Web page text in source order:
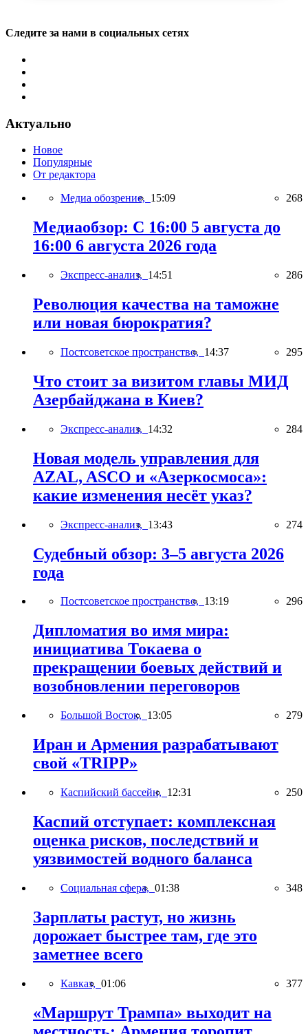
Следите за нами в социальных сетях
Актуально
Новое
Популярные
От редактора
Медиа обозрение, 15:09 268
Медиаобзор: С 16:00 5 августа до
16:00 6 августа 2026 года
Экспресс-анализ, 14:51 286
Революция качества на таможне
или новая бюрократия?
Постсоветское пространство, 14:37 295
Что стоит за визитом главы МИД
Азербайджана в Киев?
Экспресс-анализ, 14:32 284
Новая модель управления для
AZAL, ASCO и «Азеркосмоса»:
какие изменения несёт указ?
Экспресс-анализ, 13:43 274
Судебный обзор: 3–5 августа 2026
года
Постсоветское пространство, 13:19 296
Дипломатия во имя мира:
инициатива Токаева о
прекращении боевых действий и
возобновлении переговоров
Большой Восток, 13:05 279
Иран и Армения разрабатывают
свой «TRIPP»
Каспийский бассейн, 12:31 250
Каспий отступает: комплексная
оценка рисков, последствий и
уязвимостей водного баланса
Социальная сфера, 01:38 348
Зарплаты растут, но жизнь
дорожает быстрее там, где это
заметнее всего
Кавказ, 01:06 377
«Маршрут Трампа» выходит на